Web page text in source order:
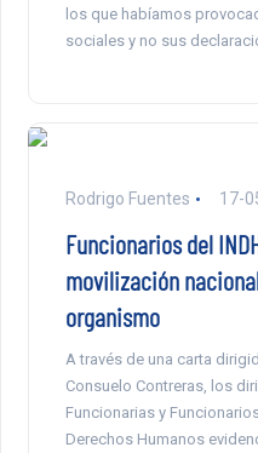
los que habíamos
sociales y no sus
Rodrigo Fuentes 17-
Funcionarios del
movilización
organismo
A través de una carta
Consuelo Contreras, los
Funcionarias y
Derechos Humanos